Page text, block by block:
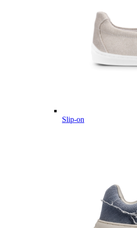
Slip-on